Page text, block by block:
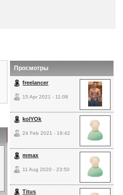
Просмотры
freelancer
15 Apr 2021 - 11:08
kolYOk
24 Feb 2021 - 19:42
mmax
11 Aug 2020 - 23:50
Titus